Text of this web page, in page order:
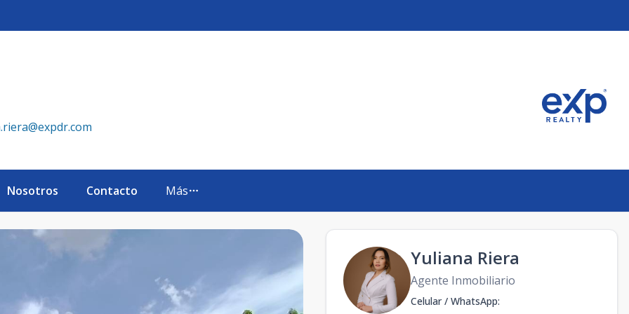
Nosotros Contacto Más
Yuliana Riera
Agente Inmobiliario
Celular / WhatsApp:
- eXp Realty República Dominicana